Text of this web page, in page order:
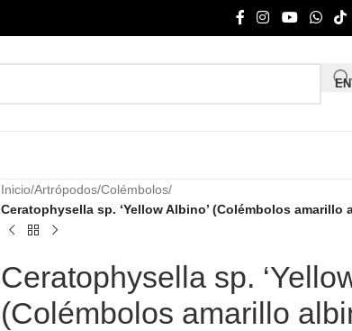
Inicio/Artrópodos/Colémbolos/
Ceratophysella sp. ‘Yellow Albino’ (Colémbolos amarillo
Ceratophysella sp.
(Colémbolos amarillo